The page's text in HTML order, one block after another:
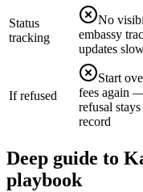
Status
tracking
No
embassy
updates
If refused
Start
fees again
refusal stays
record
Deep guide to
playbook